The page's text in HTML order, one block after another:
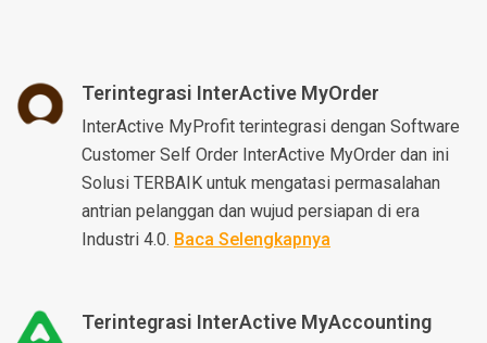
Terintegrasi InterActive MyOrder
InterActive MyProfit terintegrasi dengan Software
Customer Self Order InterActive MyOrder dan ini
Solusi TERBAIK untuk mengatasi permasalahan
antrian pelanggan dan wujud persiapan di era
Industri 4.0. Baca Selengkapnya
Terintegrasi InterActive MyAccounting